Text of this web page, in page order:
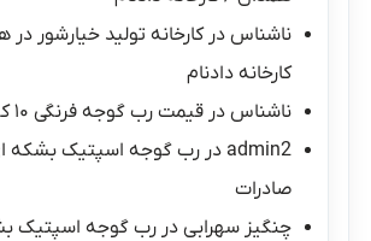
ناشناس درکارخانه تولید خیارشور
کارخانه دادنام
ناشناس درقیمت رب گوجه فرنگی ۱۰ کیلویی
admin2 دررب گوجه اسپتیک بشکه
صادرات
چنگیز سهرابی دررب گوجه اسپتیک